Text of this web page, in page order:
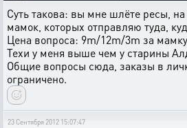
Суть такова: вы мне шлёте ресы,
мамок, которых отправляю туда,
Цена вопроса: 9m/12m/3m за
Техи у меня выше чем у старины
Общие вопросы сюда, заказы в
ограничено.
23 Сентября 2012 15:07:47